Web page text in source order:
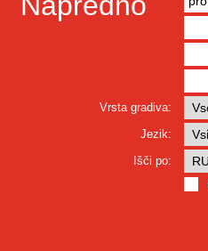
Vrsta gradiva:
Jezik:
Išči po: